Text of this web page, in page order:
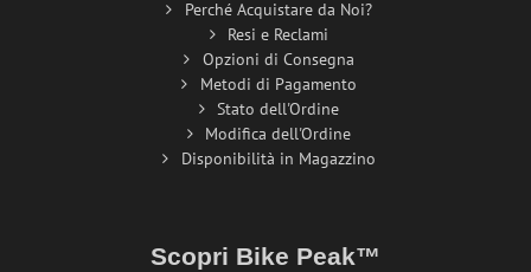
Perché Acquistare da Noi?
Resi e Reclami
Opzioni di Consegna
Metodi di Pagamento
Stato dell'Ordine
Modifica dell'Ordine
Disponibilità in Magazzino
Scopri Bike Peak™